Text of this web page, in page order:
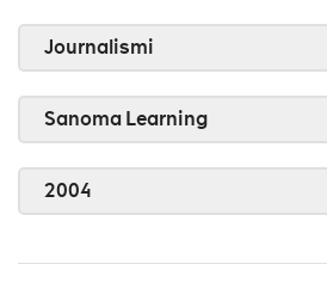
Journalismi
Sanoma Learning
2004